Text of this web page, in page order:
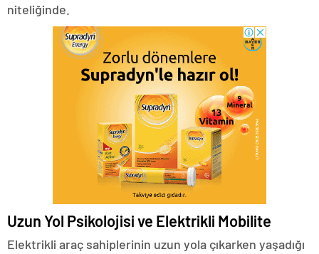
niteliğinde.
Uzun Yol Psikolojisi ve Elektrikli Mobilite
Elektrikli araç sahiplerinin uzun yola çıkarken yaşadığı